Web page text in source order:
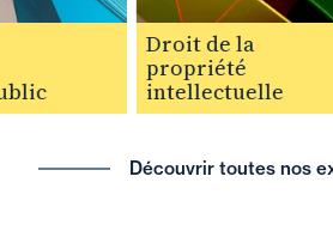
Droit de la
propriété
intellectuelle
Découvrir toutes nos